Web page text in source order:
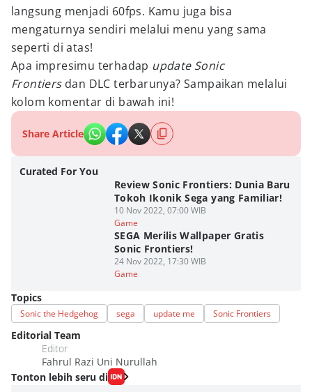
langsung menjadi 60fps. Kamu juga bisa
mengaturnya sendiri melalui menu yang sama
seperti di atas!
Apa impresimu terhadap update Sonic
Frontiers dan DLC terbarunya? Sampaikan melalui
kolom komentar di bawah ini!
Share Article
Curated For You
Review Sonic Frontiers: Dunia Baru
Tokoh Ikonik Sega yang Familiar!
10 Nov 2022, 07:00 WIB
Game
SEGA Merilis Wallpaper Gratis
Sonic Frontiers!
24 Nov 2022, 17:30 WIB
Game
Topics
Sonic the Hedgehog sega update me Sonic Frontiers
Editorial Team
Editor
Fahrul Razi Uni Nurullah
Tonton lebih seru di